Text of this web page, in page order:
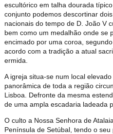
escultórico em talha dourada
conjunto podemos descortinar
nacionais do tempo de D. João V
bem como um medalhão onde se
encimado por uma coroa,
acordo com a tradição a atual
ermida.
A igreja situa-se num local
panorâmica de toda a região
Lisboa. Defronte da mesma
de uma ampla escadaria ladeada
O culto a Nossa Senhora de
Península de Setúbal, tendo o